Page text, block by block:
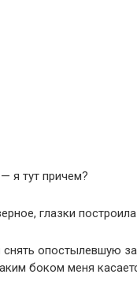
я тут причем?
глазки
опостылевшую
боком меня